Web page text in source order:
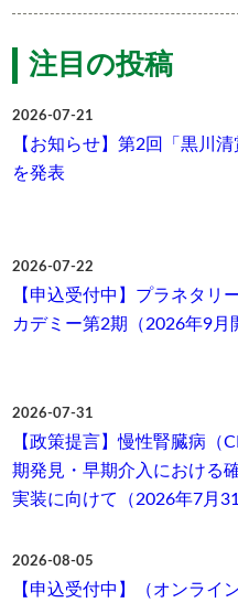
注目の投稿
2026-07-21
【お知らせ】第2回「黒川
を発表
2026-07-22
【申込受付中】プラネタリ
カデミー第2期（2026年9月
2026-07-31
【政策提言】慢性腎臓病（
期発見・早期介入における
実装に向けて（2026年7月31
2026-08-05
【申込受付中】（オンライ